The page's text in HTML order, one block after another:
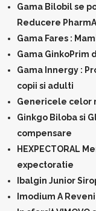
Gama Bilobil se
Reducere
Gama Fares :
Gama GinkoPrim
Gama Innergy :
copii si adulti
Genericele celor
Ginkgo Biloba si
compensare
HEXPECTORAL
expectoratie
Ibalgin Junior
Imodium A